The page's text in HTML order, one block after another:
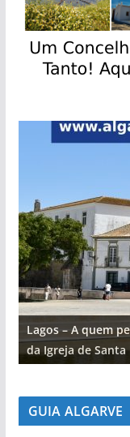
Lagos – A quem
da Igreja de
GUIA ALGARVE